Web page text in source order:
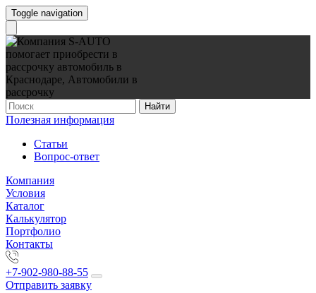
Toggle navigation
Найти
Полезная информация
Статьи
Вопрос-ответ
Компания
Условия
Каталог
Калькулятор
Портфолио
Контакты
+7-902-980-88-55
Отправить заявку